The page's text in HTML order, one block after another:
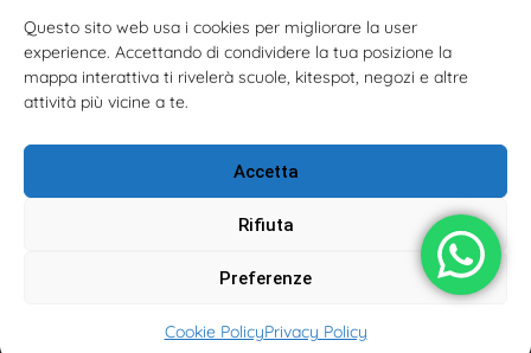
Questo sito web usa i cookies per migliorare la user
experience. Accettando di condividere la tua posizione la
mappa interattiva ti rivelerà scuole, kitespot, negozi e altre
attività più vicine a te.
Accetta
Rifiuta
Preferenze
Cookie PolicyPrivacy Policy
Cerca il tuo Usato
Kitesurfing powered by Associazione Kitesurf Italiana